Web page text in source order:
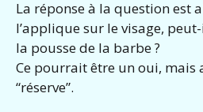
La réponse à la question est
l’applique sur le visage,
la pousse de la barbe ?
Ce pourrait être un oui, mais
“réserve”.